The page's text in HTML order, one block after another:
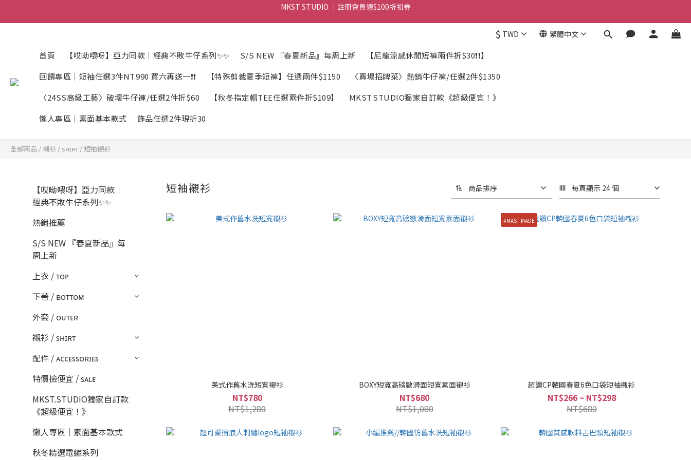
MKST STUDIO ｜ 全店滿$999元 免運
MKST STUDIO ｜ 全店滿$999元 免運
$ TWD 繁體中文
首頁 【哎呦喂呀】亞力同款｜經典不敗牛仔系列✨✨ S/S NEW 『春夏新品』每周上新
【尼龍涼感休閒短褲兩件折$30❗❗】
回饋專區｜短袖任選3件NT.990 買六再送一❗❗
【特殊剪裁夏季短褲】任選兩件$1150
〈賣場招牌菜〉熱銷牛仔褲/任選2件$1350
〈24SS高級工藝〉破壞牛仔褲/任選2件折$60
【秋冬指定帽TEE任選兩件折$109】
MKST.STUDIO獨家自訂款《超級便宜！》
懶人專區｜素面基本款式
飾品任選2件現折30
全部商品 /襯衫 / sʜɪʀᴛ / 短袖襯衫
【哎呦喂呀】亞力同款｜
經典不敗牛仔系列✨✨
熱銷推薦
S/S NEW 『春夏新品』每
周上新
上衣 / ᴛᴏᴘ
下著 / ʙᴏᴛᴛᴏᴍ
外套 / ᴏᴜᴛᴇʀ
襯衫 / sʜɪʀᴛ
配件 / ᴀᴄᴄᴇssᴏʀɪᴇs
特價撿便宜 / sᴀʟᴇ
MKST.STUDIO獨家自訂款
《超級便宜！》
懶人專區｜素面基本款式
秋冬精選電繡系列
短袖襯衫 商品排序 每頁顯示 24 個
美式作舊水洗短寬襯衫
NT$780
NT$1,280
BOXY短寬高磅數滑面短寬素面襯衫
NT$680
NT$1,080
#MAST MADE
超讚CP韓國春夏6色口袋短袖襯衫
NT$266 ~ NT$298
NT$680